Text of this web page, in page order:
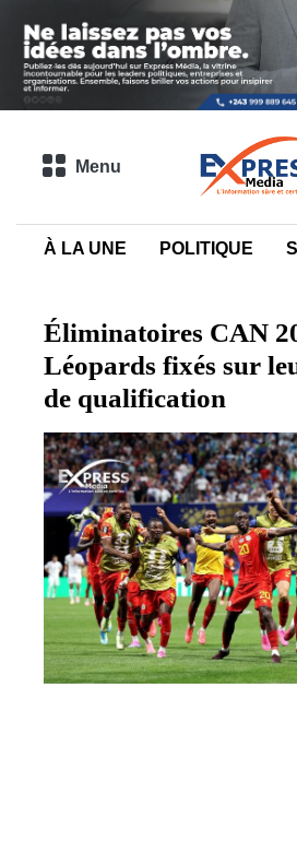
Menu
À LA UNE POLITIQUE
Éliminatoires CAN
Léopards fixés sur
de qualification